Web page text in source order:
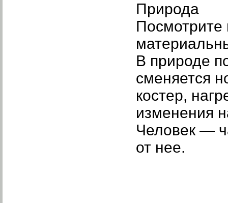
Природа
Посмотрите
В природе
сменяется
костер,
изменения
Человек —
от нее.